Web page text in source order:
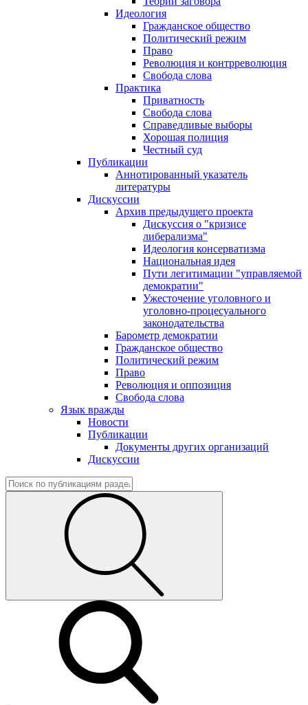
Идеология
Гражданское общество
Политический режим
Право
Революция и контрреволюция
Свобода слова
Практика
Приватность
Свобода слова
Справедливые выборы
Хорошая полиция
Честный суд
Публикации
Аннотированный указатель
литературы
Дискуссии
Архив предыдущего проекта
Дискуссия о "кризисе
либерализма"
Идеология консерватизма
Национальная идея
Пути легитимации "управляемой
демократии"
Ужесточение уголовного и
уголовно-процесуального
законодательства
Барометр демократии
Гражданское общество
Политический режим
Право
Революция и оппозиция
Свобода слова
Язык вражды
Новости
Публикации
Документы других организаций
Дискуссии